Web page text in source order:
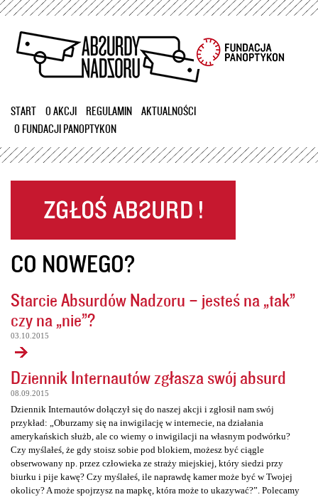
Przejdź
treści
START O AKCJI REGULAMIN
AKTUALNOŚCI
O FUNDACJI PANOPTYKON
CO NOWEGO?
Starcie Absurdów Nadzoru – jesteś na „tak”
czy na „nie”?
03.10.2015
Dziennik Internautów zgłasza swój absurd
08.09.2015
Dziennik Internautów dołączył się do naszej akcji i zgłosił nam swój
przykład: „Oburzamy się na inwigilację w internecie, na działania
amerykańskich służb, ale co wiemy o inwigilacji na własnym podwórku?
Czy myślałeś, że gdy stoisz sobie pod blokiem, możesz być ciągle
obserwowany np. przez człowieka ze straży miejskiej, który siedzi przy
biurku i pije kawę? Czy myślałeś, ile naprawdę kamer może być w Twojej
okolicy? A może spojrzysz na mapkę, która może to ukazywać?”. Polecamy